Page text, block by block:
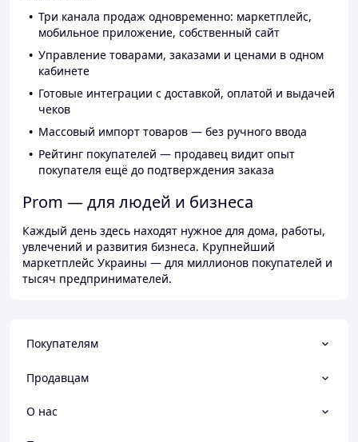
Три канала продаж одновременно: маркетплейс,
мобильное приложение, собственный сайт
Управление товарами, заказами и ценами в одном
кабинете
Готовые интеграции с доставкой, оплатой и выдачей
чеков
Массовый импорт товаров — без ручного ввода
Рейтинг покупателей — продавец видит опыт
покупателя ещё до подтверждения заказа
Prom — для людей и бизнеса
Каждый день здесь находят нужное для дома, работы,
увлечений и развития бизнеса. Крупнейший
маркетплейс Украины — для миллионов покупателей и
тысяч предпринимателей.
Покупателям
Продавцам
О нас